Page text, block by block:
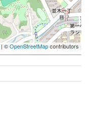
| ©OpenStreetMapcontributors